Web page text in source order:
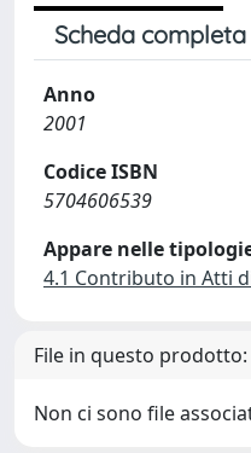
Scheda completa
Anno
2001
Codice ISBN
5704606539
Appare nelle
4.1 Contributo in Atti
File in questo prodotto:
Non ci sono file